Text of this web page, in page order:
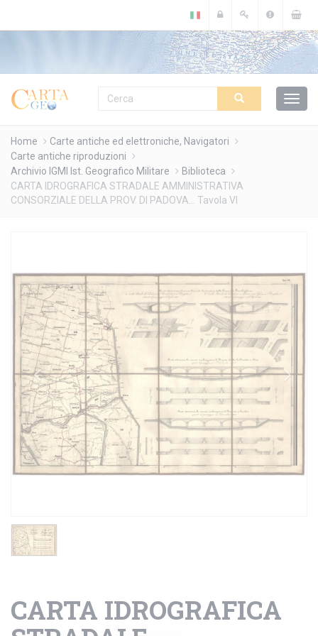
Home
Carte antiche ed elettroniche, Navigatori
Carte antiche riproduzioni
Archivio IGMI Ist. Geografico Militare
Biblioteca
CARTA IDROGRAFICA STRADALE AMMINISTRATIVA
CONSORZIALE DELLA PROV. DI PADOVA... Tavola VI
CARTA IDROGRAFICA